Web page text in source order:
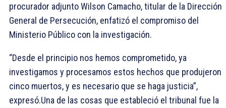
procurador adjunto Wilson Camacho, titular de la Dirección
General de Persecución, enfatizó el compromiso del
Ministerio Público con la investigación.
“Desde el principio nos hemos comprometido, ya
investigamos y procesamos estos hechos que produjeron
cinco muertos, y es necesario que se haga justicia”,
expresó.Una de las cosas que estableció el tribunal fue la